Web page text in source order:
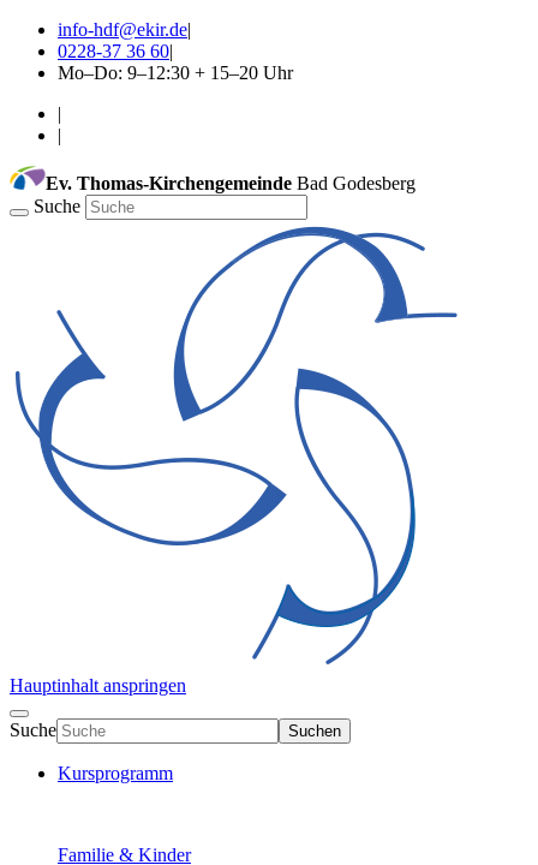
info-hdf@ekir.de|
0228-37 36 60|
Mo–Do: 9–12:30 + 15–20 Uhr
|
|
Ev. Thomas-Kirchengemeinde Bad Godesberg
Suche
Hauptinhalt anspringen
Suche Suchen
Kursprogramm
Familie & Kinder